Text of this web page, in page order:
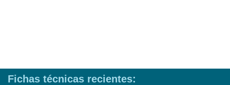
Fichas técnicas recientes: